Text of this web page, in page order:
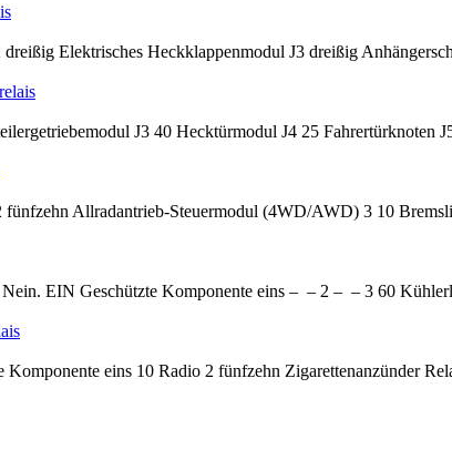
Elektrisches Heckklappenmodul J3 dreißig
J3 40 Hecktürmodul J4 25 Fahrertürknoten
Allradantrieb-Steuermodul (4WD/AWD) 3 10
EIN Geschützte Komponente eins – – 2 – – 3 60
eins 10 Radio 2 fünfzehn Zigarettenanzünder